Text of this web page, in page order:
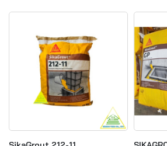
Jul 15, 2025
Top 5 Vật Liệu Chống
Hiệu Quả Nhất 2025